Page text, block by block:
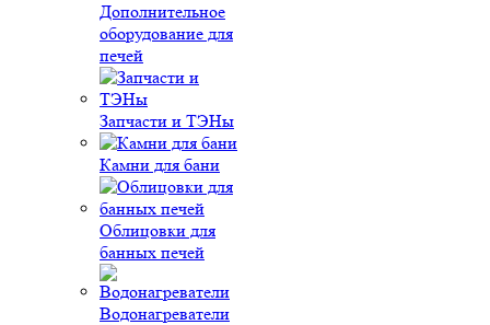
Дополнительное
оборудование для
печей
Запчасти и ТЭНы
Камни для бани
Облицовки для
банных печей
Водонагреватели